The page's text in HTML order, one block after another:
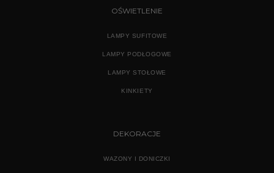
OŚWIETLENIE
LAMPY SUFITOWE
LAMPY PODŁOGOWE
LAMPY STOŁOWE
KINKIETY
DEKORACJE
WAZONY I DONICZKI